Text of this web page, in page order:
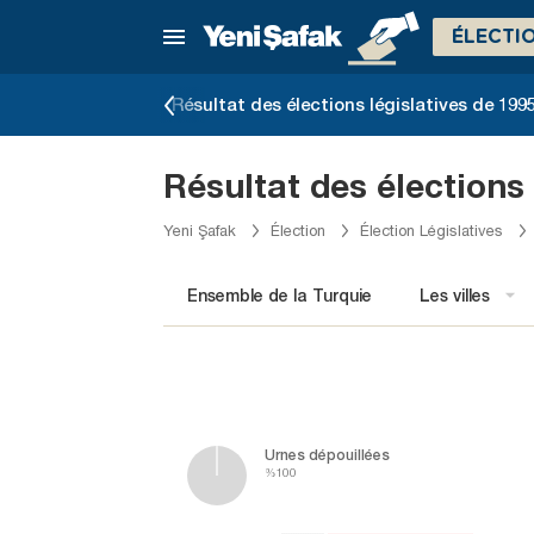
Résultat des élections législatives de 1995
Résultat des élections
Yeni Şafak Élection Élection Législatives
Ensemble de la Turquie Les villes
Urnes dépouillées
%100